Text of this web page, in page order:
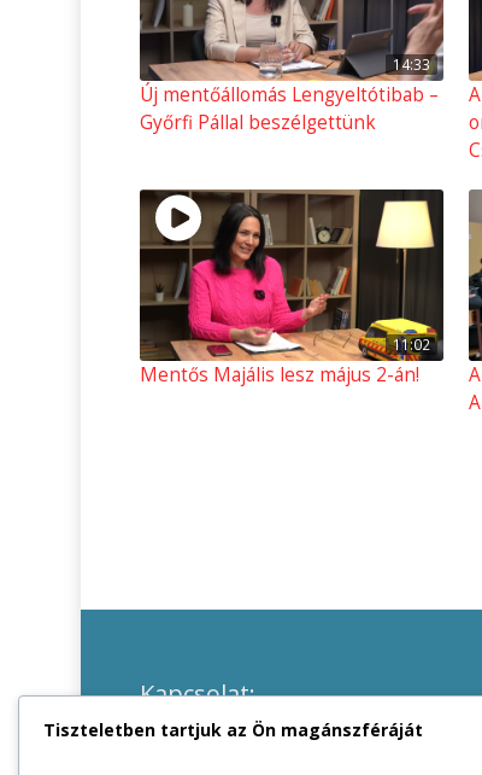
14:33
Új mentőállomás Lengyeltótibab –
Győrfi Pállal beszélgettünk
11:02
Mentős Majális lesz május 2-án!
Kapcsolat:
8693
Tiszteletben tartjuk az Ön magánszféráját